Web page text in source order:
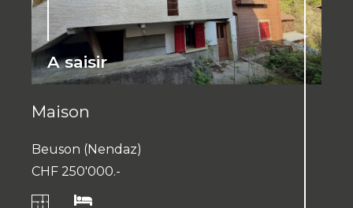
A saisir
Maison
Beuson (Nendaz)
CHF 250'000.-